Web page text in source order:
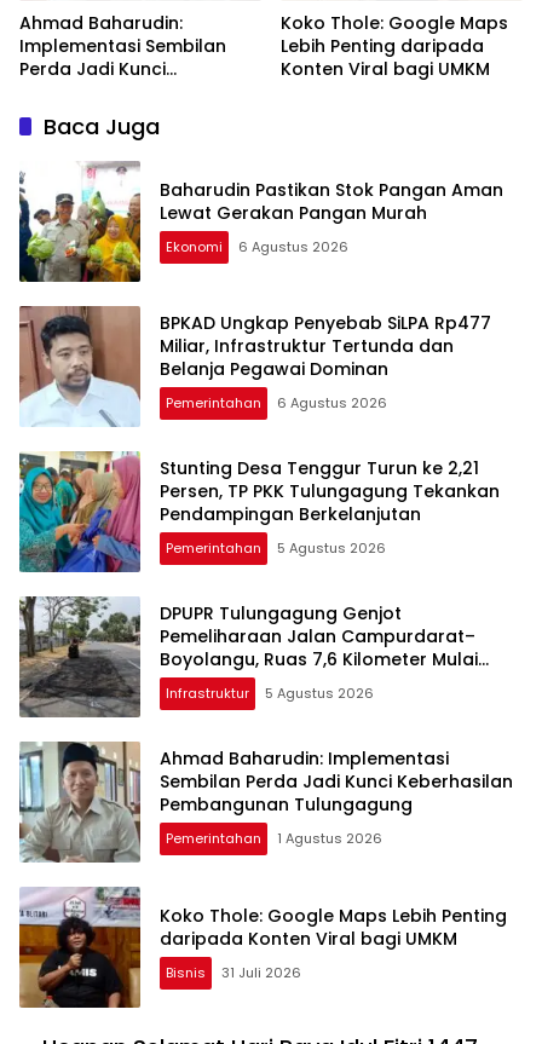
Ahmad Baharudin:
Implementasi Sembilan
Perda Jadi Kunci
Pembangunan
Tulungagung
Koko Thole: Google Maps
Lebih Penting daripada
Konten Viral bagi UMKM
Baca Juga
Baharudin Pastikan Stok Pangan Aman
Lewat Gerakan Pangan Murah
Ekonomi 6 Agustus 2026
BPKAD Ungkap Penyebab SiLPA Rp477
Miliar, Infrastruktur Tertunda dan
Belanja Pegawai Dominan
Pemerintahan 6 Agustus 2026
Stunting Desa Tenggur Turun ke 2,21
Persen, TP PKK Tulungagung Tekankan
Pendampingan Berkelanjutan
Pemerintahan 5 Agustus 2026
DPUPR Tulungagung Genjot
Pemeliharaan Jalan Campurdarat–
Boyolangu, Ruas 7,6 Kilometer Mulai
Diperbaiki
Infrastruktur 5 Agustus 2026
Ahmad Baharudin: Implementasi
Sembilan Perda Jadi Kunci Keberhasilan
Pembangunan Tulungagung
Pemerintahan 1 Agustus 2026
Koko Thole: Google Maps Lebih Penting
daripada Konten Viral bagi UMKM
Bisnis 31 Juli 2026